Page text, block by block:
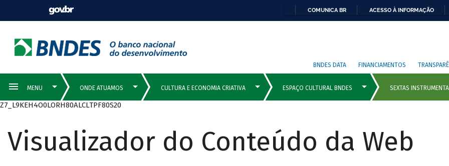
COMUNICA BR ACESSO À INFORMAÇÃO
BNDES DATA FINANCIAMENTOS
Z7_L9KEH4O0LORH80ALCLTPF80S20
Visualizador do Conteúdo da Web